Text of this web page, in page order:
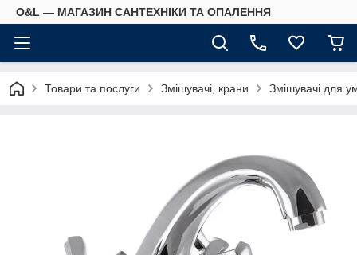
O&L — МАГАЗИН САНТЕХНІКИ ТА ОПАЛЕННЯ
Товари та послуги Змішувачі, крани Змішувачі для